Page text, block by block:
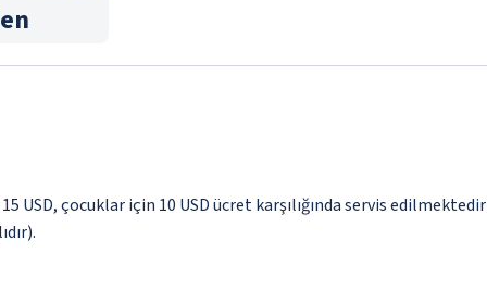
USD, çocuklar için 10 USD ücret karşılığında servis edilmektedir